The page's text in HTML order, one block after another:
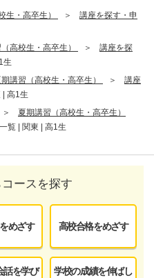
生・高卒生）
講座を探す・申
高校生・高卒生）
講座を探
生
講習（高校生・高卒生）
講座
| 高1生
夏期講習（高校生・高卒生）
覧 | 関東 | 高1生
ースを探す
めざす 高校合格をめざす
話を学び
学校の成績を伸ばし